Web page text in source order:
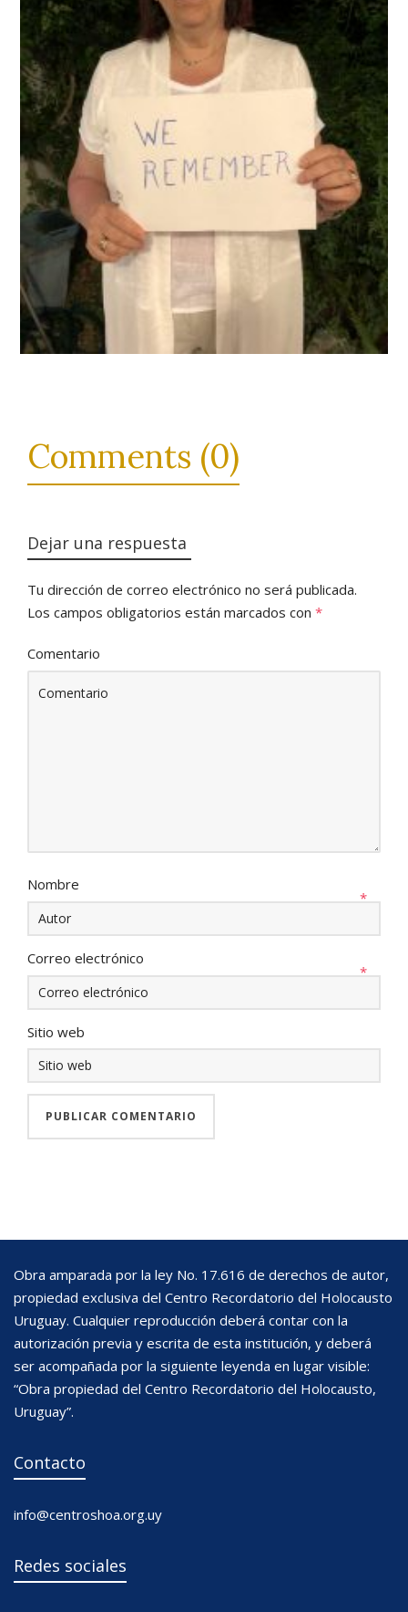
Comments (0)
Dejar una respuesta
Tu dirección de correo electrónico no será publicada.
Los campos obligatorios están marcados con *
Comentario
Nombre
*
Correo electrónico
*
Sitio web
Obra amparada por la ley No. 17.616 de derechos de autor,
propiedad exclusiva del Centro Recordatorio del Holocausto
Uruguay. Cualquier reproducción deberá contar con la
autorización previa y escrita de esta institución, y deberá
ser acompañada por la siguiente leyenda en lugar visible:
“Obra propiedad del Centro Recordatorio del Holocausto,
Uruguay”.
Contacto
info@centroshoa.org.uy
Redes sociales